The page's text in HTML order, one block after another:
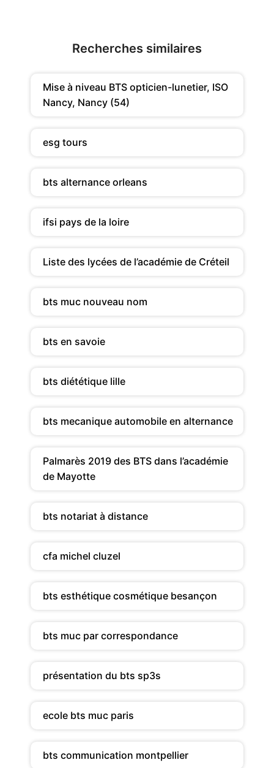
Recherches similaires
Mise à niveau BTS opticien-lunetier, ISO
Nancy, Nancy (54)
esg tours
bts alternance orleans
ifsi pays de la loire
Liste des lycées de l’académie de Créteil
bts muc nouveau nom
bts en savoie
bts diététique lille
bts mecanique automobile en alternance
Palmarès 2019 des BTS dans l’académie
de Mayotte
bts notariat à distance
cfa michel cluzel
bts esthétique cosmétique besançon
bts muc par correspondance
présentation du bts sp3s
ecole bts muc paris
bts communication montpellier